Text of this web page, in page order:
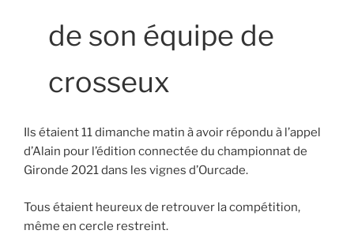
de son équipe de
crosseux
Ils étaient 11 dimanche matin à avoir répondu à l’appel
d’Alain pour l’édition connectée du championnat de
Gironde 2021 dans les vignes d’Ourcade.
Tous étaient heureux de retrouver la compétition,
même en cercle restreint.